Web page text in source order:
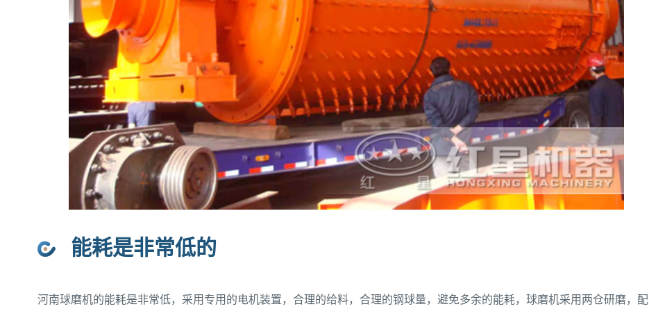
能耗是非常低的
河南球磨机的能耗是非常低，采用专用的电机装置，合理的给料，合理的钢球量，避免多余的能耗，球磨机采用两仓研磨，配